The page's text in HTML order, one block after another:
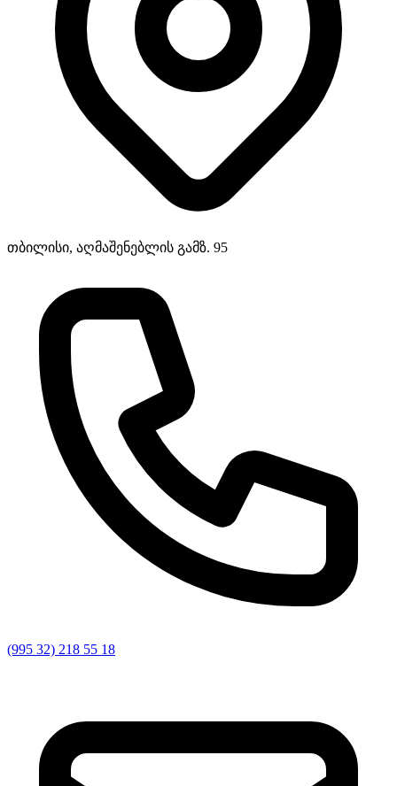
თბილისი, აღმაშენებლის გამზ. 95
(995 32) 218 55 18